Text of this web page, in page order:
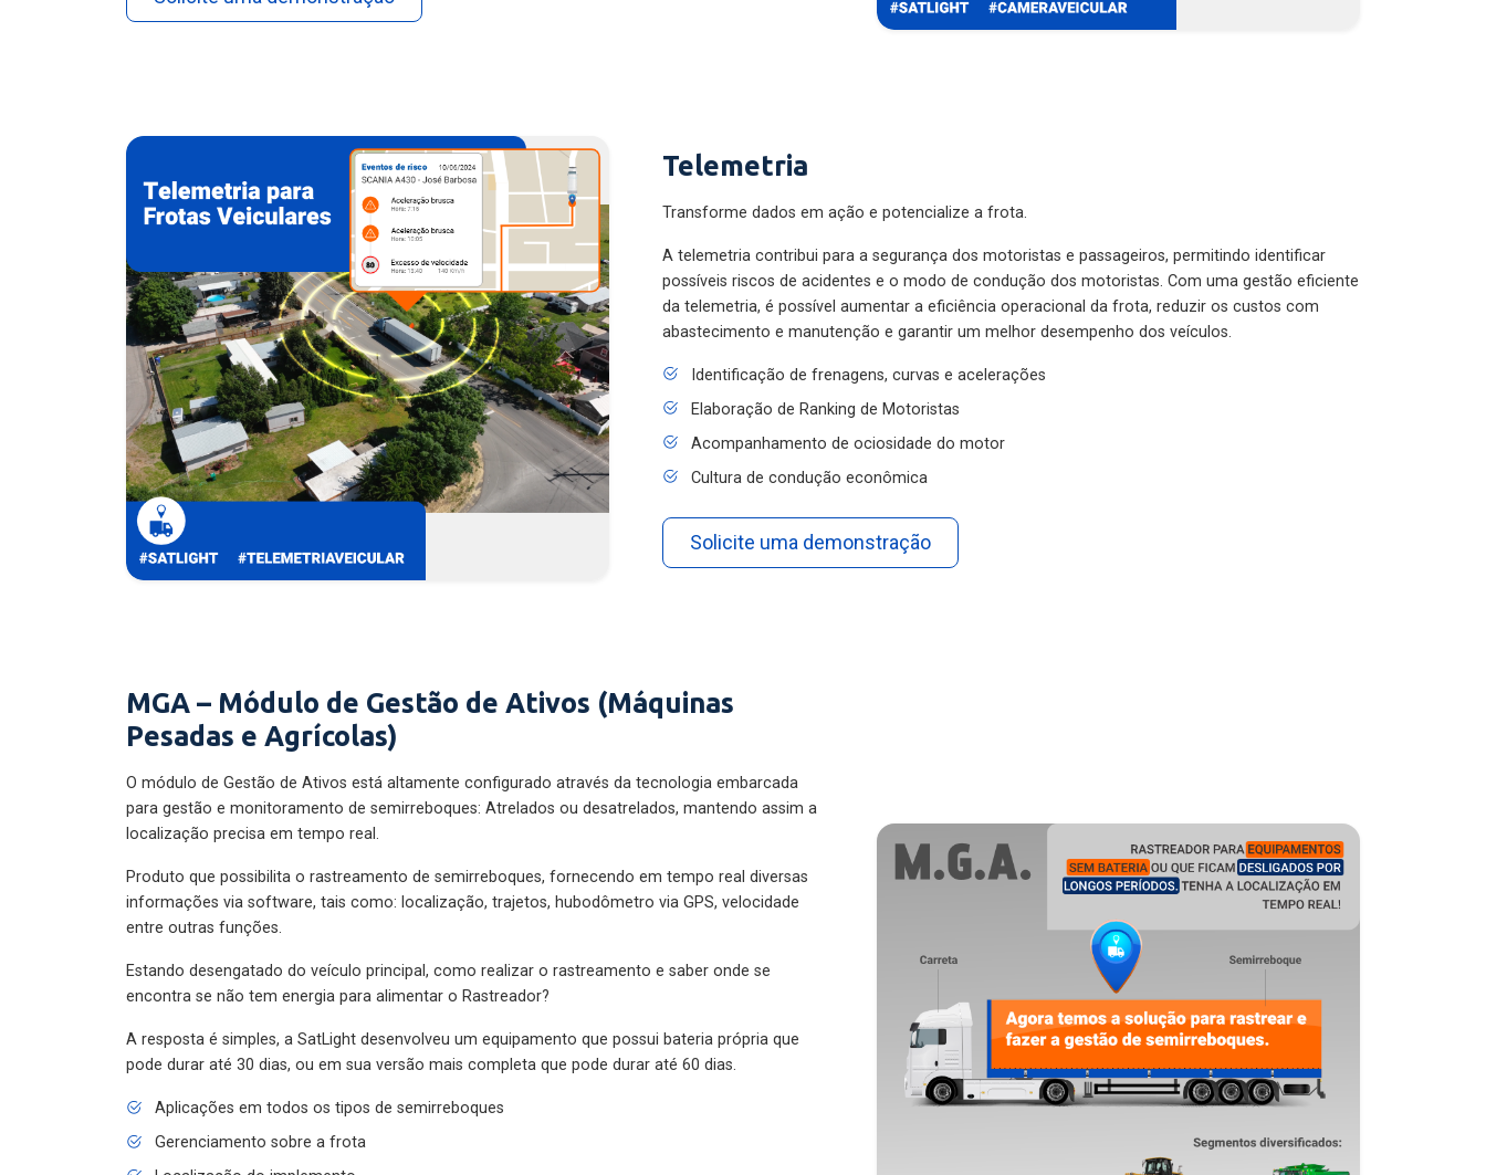
Telemetria
Transforme dados em ação e potencialize a frota.
A telemetria contribui para a segurança dos motoristas e passageiros, permitindo identificar
possíveis riscos de acidentes e o modo de condução dos motoristas. Com uma gestão eficiente
da telemetria, é possível aumentar a eficiência operacional da frota, reduzir os custos com
abastecimento e manutenção e garantir um melhor desempenho dos veículos.
Identificação de frenagens, curvas e acelerações
Elaboração de Ranking de Motoristas
Acompanhamento de ociosidade do motor
Cultura de condução econômica
Solicite uma demonstração
MGA – Módulo de Gestão de Ativos (Máquinas
Pesadas e Agrícolas)
O módulo de Gestão de Ativos está altamente configurado através da tecnologia embarcada
para gestão e monitoramento de semirreboques: Atrelados ou desatrelados, mantendo assim a
localização precisa em tempo real.
Produto que possibilita o rastreamento de semirreboques, fornecendo em tempo real diversas
informações via software, tais como: localização, trajetos, hubodômetro via GPS, velocidade
entre outras funções.
Estando desengatado do veículo principal, como realizar o rastreamento e saber onde se
encontra se não tem energia para alimentar o Rastreador?
A resposta é simples, a SatLight desenvolveu um equipamento que possui bateria própria que
pode durar até 30 dias, ou em sua versão mais completa que pode durar até 60 dias.
Aplicações em todos os tipos de semirreboques
Gerenciamento sobre a frota
Localização do implemento